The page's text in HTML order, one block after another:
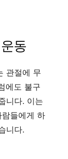
동
관절에 무
에도 불구
니다. 이는
들에게 하
니다.